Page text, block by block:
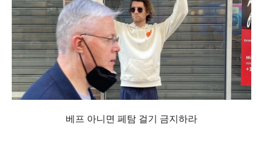
베프 아니면 페탐 걸기 금지하라